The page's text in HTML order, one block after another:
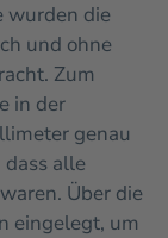
wurden die
und ohne
Zum
in der
genau
alle
Über die
eingelegt, um